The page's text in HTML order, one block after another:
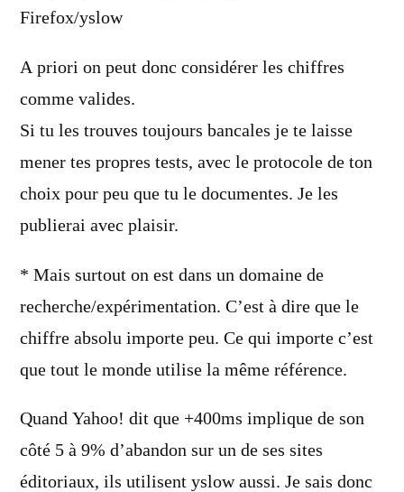
Firefox/yslow
A priori on peut donc considérer les chiffres
comme valides.
Si tu les trouves toujours bancales je te laisse
mener tes propres tests, avec le protocole de ton
choix pour peu que tu le documentes. Je les
publierai avec plaisir.
* Mais surtout on est dans un domaine de
recherche/expérimentation. C’est à dire que le
chiffre absolu importe peu. Ce qui importe c’est
que tout le monde utilise la même référence.
Quand Yahoo! dit que +400ms implique de son
côté 5 à 9% d’abandon sur un de ses sites
éditoriaux, ils utilisent yslow aussi. Je sais donc